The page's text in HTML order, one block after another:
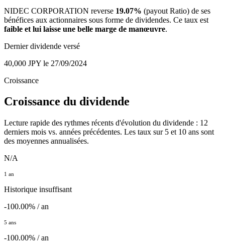
NIDEC CORPORATION reverse 19.07% (payout Ratio) de ses
bénéfices aux actionnaires sous forme de dividendes. Ce taux est
faible et lui laisse une belle marge de manœuvre.
Dernier dividende versé
40,000 JPY le 27/09/2024
Croissance
Croissance du dividende
Lecture rapide des rythmes récents d'évolution du dividende : 12
derniers mois vs. années précédentes. Les taux sur 5 et 10 ans sont
des moyennes annualisées.
N/A
1 an
Historique insuffisant
-100.00% / an
5 ans
-100.00% / an